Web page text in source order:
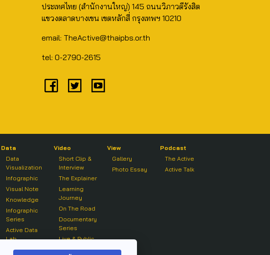
ประเทศไทย (สำนักงานใหญ่) 145 ถนนวิภาวดีรังสิต
แขวงตลาดบางเขน เขตหลักสี่ กรุงเทพฯ 10210
email: TheActive@thaipbs.or.th
tel: 0-2790-2615
Data
Data
Visualization
Infographic
Visual Note
Knowledge
Infographic
Series
Active Data
Lab
Video
Short Clip &
Interview
The Explainer
Learning
Journey
On The Road
Documentary
Series
Live & Public
View
Gallery
Photo Essay
Podcast
The Active
Active Talk